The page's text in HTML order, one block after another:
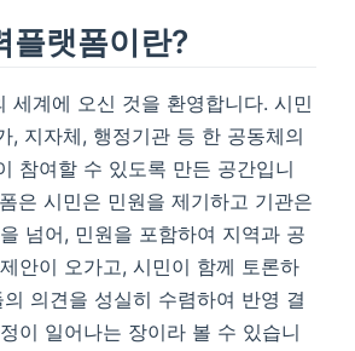
플랫폼이란?
세계에 오신 것을 환영합니다. 시민
, 지자체, 행정기관 등 한 공동체의
참여할 수 있도록 만든 공간입니
은 시민은 민원을 제기하고 기관은
넘어, 민원을 포함하여 지역과 공
안이 오가고, 시민이 함께 토론하
의견을 성실히 수렴하여 반영 결
이 일어나는 장이라 볼 수 있습니